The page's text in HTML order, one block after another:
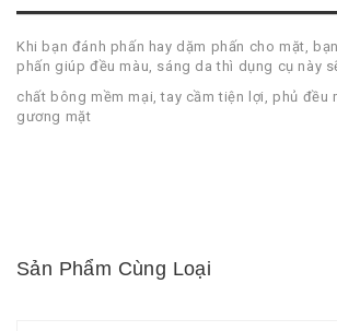
Khi bạn đánh phấn hay dặm phấn cho mặt,
phấn giúp đều màu, sáng da thì dụng cụ này
chất bông mềm mại, tay cầm tiện lợi, phủ đều
gương mặt
Sản Phẩm Cùng Loại